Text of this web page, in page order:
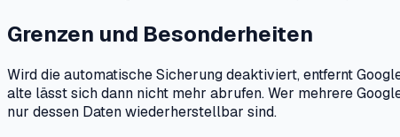
Grenzen und Besonderheiten
Wird die automatische Sicherung deaktiviert, entfernt
alte lässt sich dann nicht mehr abrufen. Wer mehrere
nur dessen Daten wiederherstellbar sind.